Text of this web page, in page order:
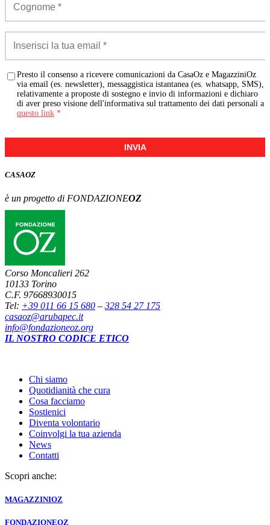
Presto il consenso a ricevere comunicazioni da CasaOz e MagazziniOz
via email (es. newsletter), messaggistica istantanea (es. whatsapp, SMS),
relativamente a proposte di sostegno e invio di informazioni e dichiaro
di aver preso visione dell'informativa sul trattamento dei dati personali a
questo link *
INVIA
CASAOZ
è un progetto di FONDAZIONEOZ
Corso Moncalieri 262
10133 Torino
C.F. 97668930015
Tel: +39 011 66 15 680 – 328 54 27 175
casaoz@arubapec.it
info@fondazioneoz.org
IL NOSTRO CODICE ETICO
Chi siamo
Quotidianità che cura
Cosa facciamo
Sostienici
Diventa volontario
Coinvolgi la tua azienda
News
Contatti
Scopri anche:
MAGAZZINIOZ
FONDAZIONEOZ